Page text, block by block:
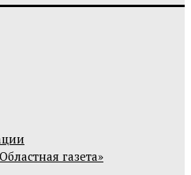
газета»